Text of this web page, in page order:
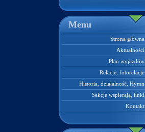
Menu
Strona główna
Aktualności
Plan wyjazdów
Relacje, fotorelacje
Historia, działalność, Hymn
Sekcję wspierają, linki
Kontakt